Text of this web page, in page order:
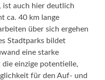
ist auch hier deutlich
ca. 40 km lange
über sich ergehen
Stadtparks bildet
eine starke
einzige potentielle,
für den Auf- und